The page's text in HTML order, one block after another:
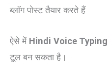
ब्लॉग पोस्ट तैयार करते हैं
ऐसे में Hindi Voice Typing
टूल बन सकता है।